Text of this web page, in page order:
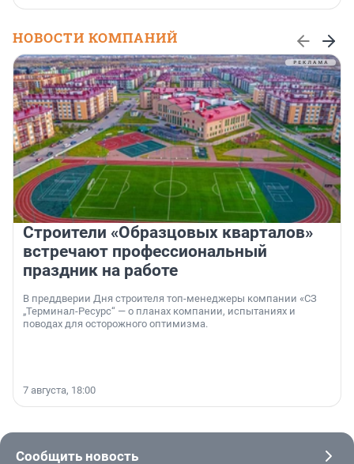
НОВОСТИ КОМПАНИЙ
Строители «Образцовых кварталов»
встречают профессиональный
праздник на работе
В преддверии Дня строителя топ-менеджеры компании «СЗ
„Терминал-Ресурс“ — о планах компании, испытаниях и
поводах для осторожного оптимизма.
7 августа, 18:00
Сообщить новость